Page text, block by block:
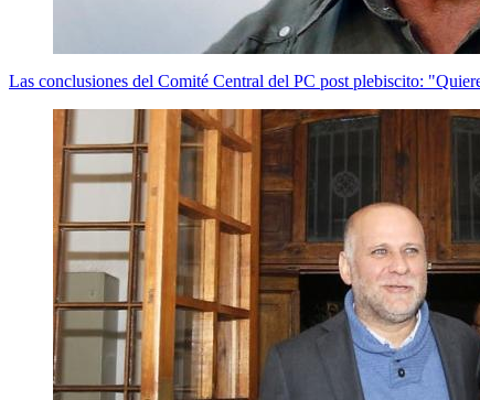
Las conclusiones del Comité Central del PC post plebiscito: